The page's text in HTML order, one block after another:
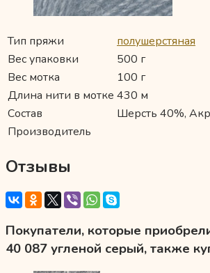
Тип пряжи
полушерстяная
Вес упаковки
500 г
Вес мотка
100 г
Длина нити в мотке 430 м
Состав
Шерсть 40%,
Производитель
Отзывы
Покупатели, которые
40 087 угленой серый, также